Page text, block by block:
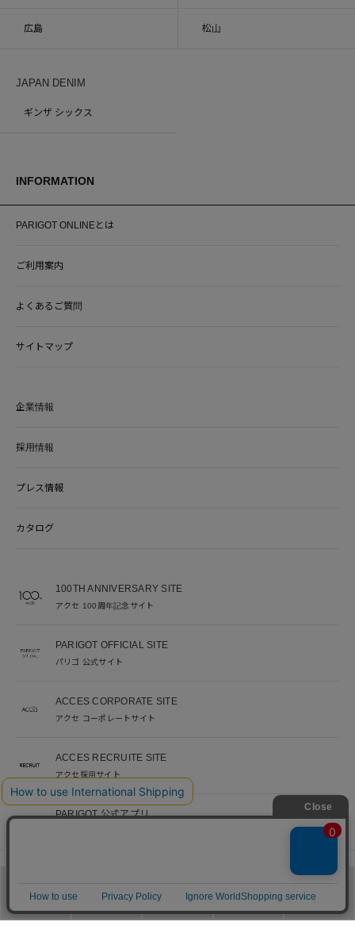
ブランド 閲覧履歴
広島 松山
JAPAN DENIM
ギンザ シックス
INFORMATION
PARIGOT ONLINEとは
ご利用案内
よくあるご質問
サイトマップ
企業情報
採用情報
プレス情報
カタログ
100TH ANNIVERSARY SITE
アクセ 100周年記念サイト
PARIGOT OFFICIAL SITE
パリゴ 公式サイト
ACCES CORPORATE SITE
アクセ コーポレートサイト
ACCES RECRUITE SITE
アクセ採用サイト
PARIGOT 公式アプリ
©︎ACCES co. ltd. all rights reserved
※当サイト掲載写真のオークションなどへの二次転用を固く禁じます。